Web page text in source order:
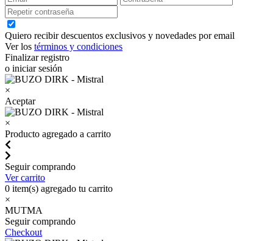
Quiero recibir descuentos exclusivos y novedades por email
Ver los términos y condiciones
Finalizar registro
o iniciar sesión
×
Aceptar
×
Producto agregado a carrito
Seguir comprando
Ver carrito
0 item(s) agregado tu carrito
×
MUTMA
Seguir comprando
Checkout